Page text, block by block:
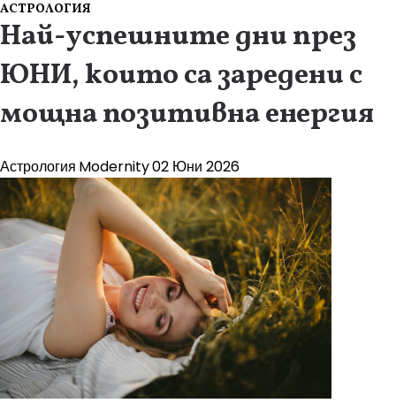
АСТРОЛОГИЯ
Най-успешните дни през
ЮНИ, които са заредени с
мощна позитивна енергия
Астрология Modernity02 Юни 2026